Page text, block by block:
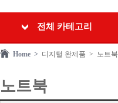
전체 카테고리
Home > 디지털 완제품 > 노트북
노트북